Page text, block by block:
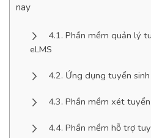
nay
Phần mềm quản lý
eLMS
Ứng dụng tuyển
Phần mềm xét
Phần mềm hỗ trợ